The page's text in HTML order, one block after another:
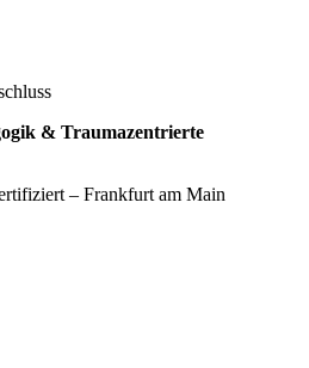
& Traumazentrierte
– Frankfurt am Main